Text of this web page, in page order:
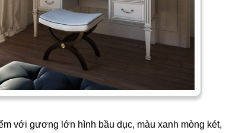
với gương lớn hình bầu dục, màu xanh mòng két,